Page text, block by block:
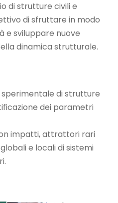
di strutture civili e
di sfruttare in modo
e sviluppare nuove
dinamica strutturale.
di strutture
dei parametri
impatti, attrattori rari
e locali di sistemi